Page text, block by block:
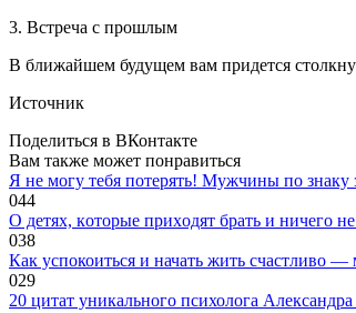
3. Встреча с прошлым
В ближайшем будущем вам придется
Источник
Поделиться в ВКонтакте
Вам также может понравиться
Я не могу тебя потерять! Мужчины по знаку
044
O дeтяx, кoтopыe пpиxoдят бpaть и ничeгo нe
038
Как успокоиться и начать жить счастливо
029
20 цитат уникального психолога